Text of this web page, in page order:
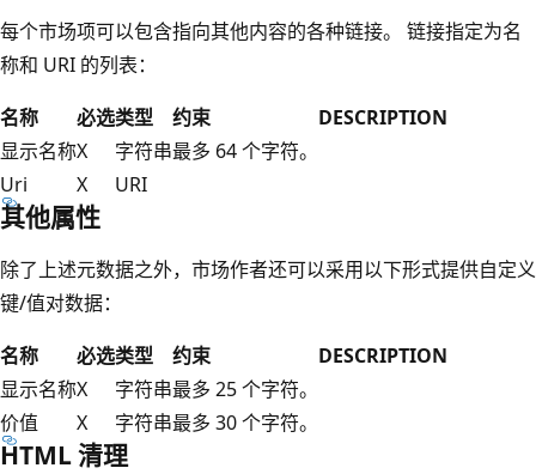
每个市场项可以包含指向其他内容的各种链接。 链接指定为名
称和 URI 的列表：
名称
必选类型 约束
DESCRIPTION
显示名称X 字符串最多 64 个字符。
Uri
X URI
其他属性
除了上述元数据之外，市场作者还可以采用以下形式提供自定义
键/值对数据：
名称
必选类型 约束
DESCRIPTION
显示名称X 字符串最多 25 个字符。
价值
X 字符串最多 30 个字符。
HTML 清理